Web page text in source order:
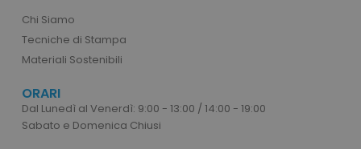
Chi Siamo
Tecniche di Stampa
Materiali Sostenibili
ORARI
Dal Lunedì al Venerdì: 9:00 - 13:00 / 14:00 - 19:00
Sabato e Domenica Chiusi